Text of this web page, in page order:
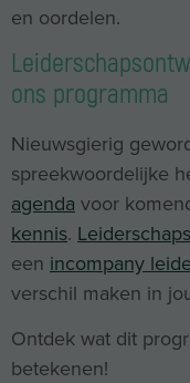
en oordelen.
ons programma
Nieuwsgierig
spreekwoordelijke
agenda voor
kennis.
een incompany
verschil maken in
Ontdek wat dit
betekenen!